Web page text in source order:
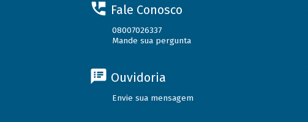
Fale Conosco
08007026337
Mande sua pergunta
Ouvidoria
Envie sua mensagem